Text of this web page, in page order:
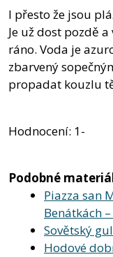
I přesto že jsou
Je už dost pozdě
ráno. Voda je
zbarvený
propadat kouzlu
Hodnocení: 1-
Podobné
Piazza san
Benátkách
Sovětský
Hodové